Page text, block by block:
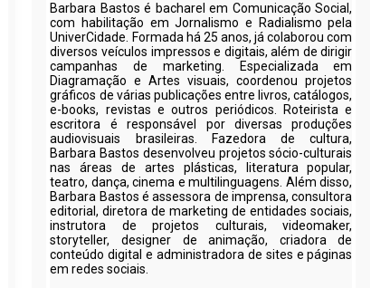
Barbara Bastos é bacharel em Comunicação Social,
com habilitação em Jornalismo e Radialismo pela
UniverCidade. Formada há 25 anos, já colaborou com
diversos veículos impressos e digitais, além de dirigir
campanhas de marketing. Especializada em
Diagramação e Artes visuais, coordenou projetos
gráficos de várias publicações entre livros, catálogos,
e-books, revistas e outros periódicos. Roteirista e
escritora é responsável por diversas produções
audiovisuais brasileiras. Fazedora de cultura,
Barbara Bastos desenvolveu projetos sócio-culturais
nas áreas de artes plásticas, literatura popular,
teatro, dança, cinema e multilinguagens. Além disso,
Barbara Bastos é assessora de imprensa, consultora
editorial, diretora de marketing de entidades sociais,
instrutora de projetos culturais, videomaker,
storyteller, designer de animação, criadora de
conteúdo digital e administradora de sites e páginas
em redes sociais.